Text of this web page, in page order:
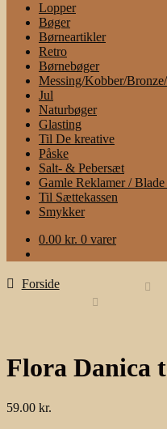
Lopper
Bøger
Børneartikler
Retro
Børnebøger
Messing/Kobber/
Jul
Naturbøger
Glasting
Til De kreative
Påske
Salt- & Pebersæt
Gamle Reklamer /
Til Sættekassen
Smykker
0.00 kr. 0 varer
Forside
Flora Danica
59.00 kr.